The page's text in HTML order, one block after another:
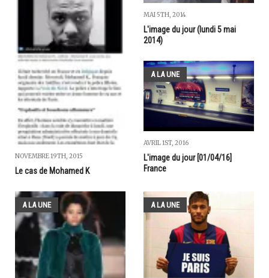
NOVEMBRE 19TH, 2015
Le cas de Mohamed K
MAI 5TH, 2014
L'image du jour (lundi 5 mai
2014)
A LA UNE
AVRIL 1ST, 2016
L'image du jour [01/04/16]
France
A LA UNE A LA UNE